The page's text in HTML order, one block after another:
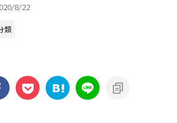
8/22
類